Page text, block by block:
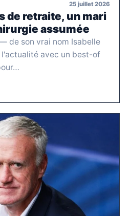
25 juillet 2026
de retraite, un mari
assumée
de son vrai nom Isabelle
avec un best-of